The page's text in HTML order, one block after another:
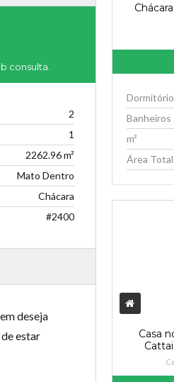
consulta.
2
1
2262.96 m²
Mato Dentro
Chácara
#2400
deseja
estar
Dormitório
Banheiros
m²
Área Total
Casa